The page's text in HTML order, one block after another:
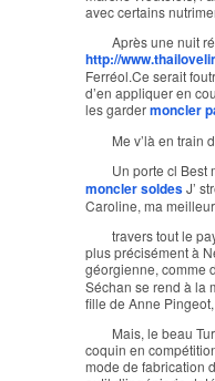
avec certains
Après une nuit
http://
Ferréol.Ce serait
d’en appliquer en
les gardermoncler
Me v’là en train
Un porte cl Best
moncler soldesJ’
Caroline, ma
travers tout le
plus précisément à
géorgienne, comme
Séchan se rend à la
fille de Anne
Mais, le beau
coquin en
mode de fabrication